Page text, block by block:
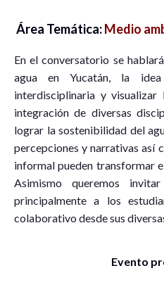
Área Temática:Medio
En el conversatorio se
agua en Yucatán, la
interdisciplinaria y
integración de diversas
lograr la sostenibilidad del
percepciones y narrativas así
informal pueden transformar
Asimismo queremos
principalmente a los
colaborativo desde sus
Evento